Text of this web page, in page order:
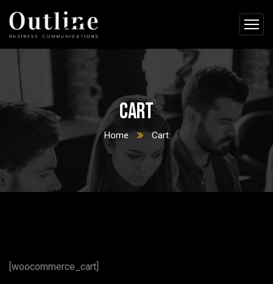
Cart
Home Cart
[woocommerce_cart]